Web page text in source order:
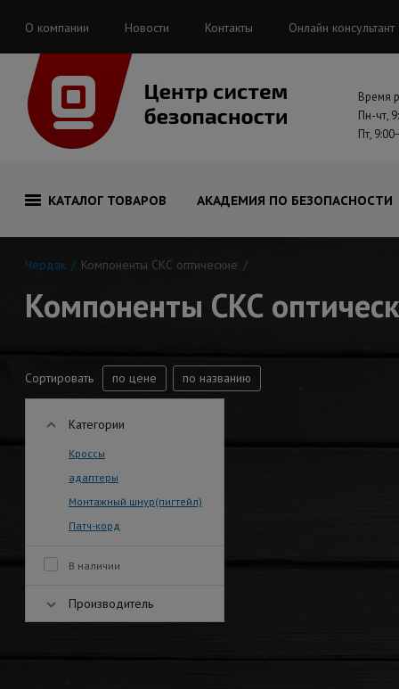
О компании Новости Контакты Онлайн консультант
Время
Пн-чт,
Пт,
КАТАЛОГ ТОВАРОВ АКАДЕМИЯ ПО БЕЗОПАСНОСТИ
Чердак Компоненты СКС оптические
Компоненты СКС
Сортировать по цене по названию
Категории
Кроссы
адаптеры
Монтажный шнур(пигтейл)
Патч-корд
В наличии
Производитель